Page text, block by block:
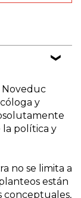
Noveduc
y
la política y
no se limita a
están
conceptuales,